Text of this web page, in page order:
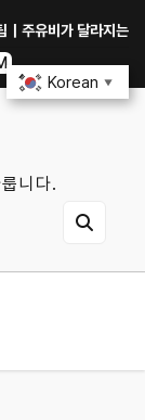
가 달라지는 핵심은?
니다.
Korean ▼